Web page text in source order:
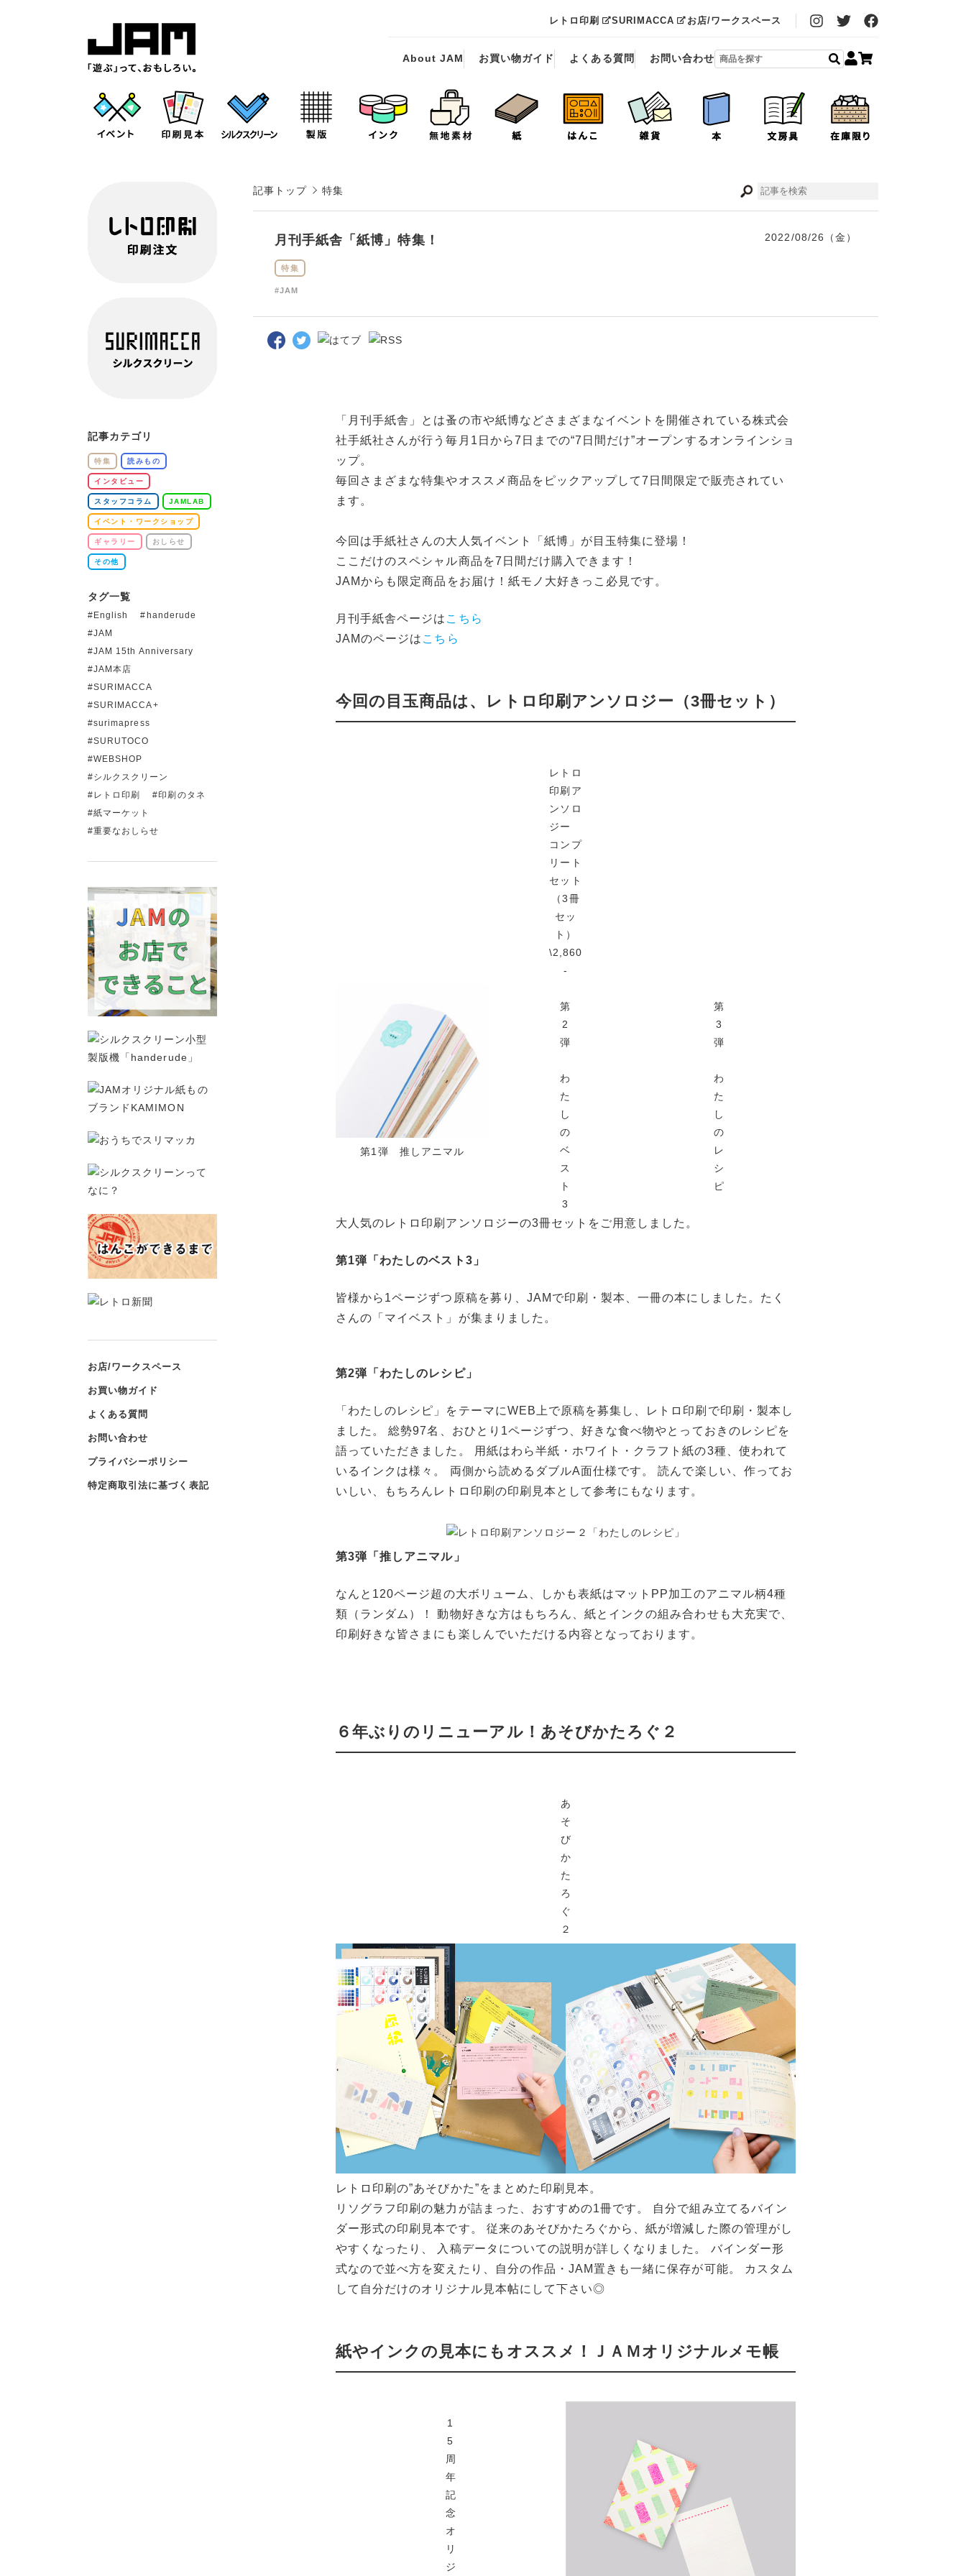
レトロ印刷 SURIMACCA お店/ワークスペース
About JAM お買い物ガイド よくある質問 お問い合わせ
記事トップ 特集
月刊手紙舎「紙博」特集！ 2022/08/26（金）
特集
#JAM
「月刊手紙舎」とは蚤の市や紙博などさまざまなイベントを開催されている株式会
社手紙社さんが行う毎月1日から7日までの“7日間だけ”オープンするオンラインショ
ップ。
毎回さまざまな特集やオススメ商品をピックアップして7日間限定で販売されてい
ます。
今回は手紙社さんの大人気イベント「紙博」が目玉特集に登場！
ここだけのスペシャル商品を7日間だけ購入できます！
JAMからも限定商品をお届け！紙モノ大好きっこ必見です。
月刊手紙舎ページは こちら
JAMのページは こちら
今回の目玉商品は、レトロ印刷アンソロジー（3冊セット）
レトロ
印刷ア
ンソロ
ジー
コンプ
リート
セット
（3冊
セッ
ト）
\2,860
-
第1弾 推しアニマル
第
2
弾
わ
た
し
の
ベ
ス
ト
3
第
3
弾
わ
た
し
の
レ
シ
ピ
大人気のレトロ印刷アンソロジーの3冊セットをご用意しました。
第1弾「わたしのベスト3」
皆様から1ページずつ原稿を募り、JAMで印刷・製本、一冊の本にしました。たく
さんの「マイベスト」が集まりました。
第2弾「わたしのレシピ」
「わたしのレシピ」をテーマにWEB上で原稿を募集し、レトロ印刷で印刷・製本し
ました。 総勢97名、おひとり1ページずつ、好きな食べ物やとっておきのレシピを
語っていただきました。 用紙はわら半紙・ホワイト・クラフト紙の3種、使われて
いるインクは様々。 両側から読めるダブルA面仕様です。 読んで楽しい、作ってお
いしい、もちろんレトロ印刷の印刷見本として参考にもなります。
第3弾「推しアニマル」
なんと120ページ超の大ボリューム、しかも表紙はマットPP加工のアニマル柄4種
類（ランダム）！ 動物好きな方はもちろん、紙とインクの組み合わせも大充実で、
印刷好きな皆さまにも楽しんでいただける内容となっております。
６年ぶりのリニューアル！あそびかたろぐ２
あ
そ
び
か
た
ろ
ぐ
２
レトロ印刷の”あそびかた”をまとめた印刷見本。
リソグラフ印刷の魅力が詰まった、おすすめの1冊です。 自分で組み立てるバイン
ダー形式の印刷見本です。 従来のあそびかたろぐから、紙が増減した際の管理がし
やすくなったり、 入稿データについての説明が詳しくなりました。 バインダー形
式なので並べ方を変えたり、自分の作品・JAM置きも一緒に保存が可能。 カスタム
して自分だけのオリジナル見本帖にして下さい◎
紙やインクの見本にもオススメ！ＪＡＭオリジナルメモ帳
1
5
周
年
記
念
オ
リ
ジ
記事カテゴリ
特集 読みもの
インタビュー
スタッフコラム JAMLAB
イベント・ワークショップ
ギャラリー おしらせ
その他
タグ一覧
English
handerude
JAM
JAM 15th Anniversary
JAM本店
SURIMACCA
SURIMACCA+
surimapress
SURUTOCO
WEBSHOP
シルクスクリーン
レトロ印刷
印刷のタネ
紙マーケット
重要なおしらせ
お店/ワークスペース
お買い物ガイド
よくある質問
お問い合わせ
プライバシーポリシー
特定商取引法に基づく表記